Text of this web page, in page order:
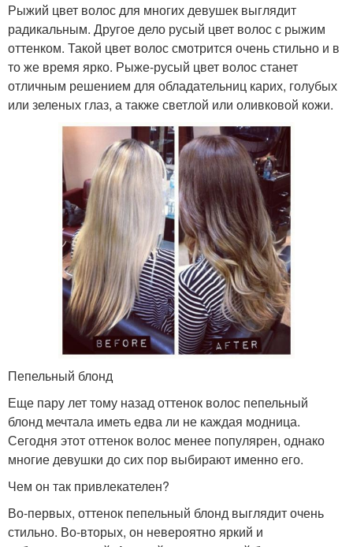
Рыжий цвет волос для многих девушек выглядит
радикальным. Другое дело русый цвет волос с рыжим
оттенком. Такой цвет волос смотрится очень стильно и в
то же время ярко. Рыже-русый цвет волос станет
отличным решением для обладательниц карих, голубых
или зеленых глаз, а также светлой или оливковой кожи.
Пепельный блонд
Еще пару лет тому назад оттенок волос пепельный
блонд мечтала иметь едва ли не каждая модница.
Сегодня этот оттенок волос менее популярен, однако
многие девушки до сих пор выбирают именно его.
Чем он так привлекателен?
Во-первых, оттенок пепельный блонд выглядит очень
стильно. Во-вторых, он невероятно яркий и